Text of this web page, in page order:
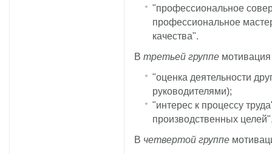
"профессиональное
профессиональное
качества".
В третьей группе
"оценка деятельности
руководителями);
"интерес к процессу
производственных
В четвертой группе